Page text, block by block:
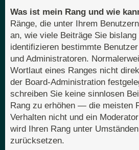
Was ist mein Rang und wie
Ränge, die unter Ihrem
an, wie viele Beiträge Sie
identifizieren bestimmte
und Administratoren.
Wortlaut eines Ranges nicht
der Board-Administration
schreiben Sie keine sinnlosen
Rang zu erhöhen — die meisten
Verhalten nicht und ein
wird Ihren Rang unter
zurücksetzen.